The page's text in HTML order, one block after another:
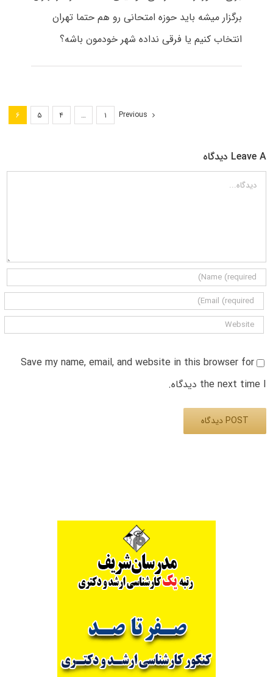
برگزار میشه باید حوزه امتحانی رو هم حتما تهران
انتخاب کنیم یا فرقی نداده شهر خودمون باشه؟
Previous ۱ … ۴ ۵ ۶
Leave A دیدگاه
دیدگاه
Save my name, email, and website in this browser for
the next time I دیدگاه.